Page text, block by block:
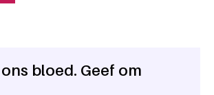
bloed. Geef om